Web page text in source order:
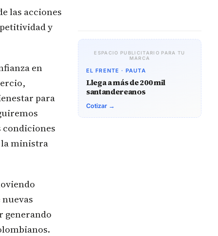
las acciones
y
en
para
condiciones
ministra
generando
ESPACIO PUBLICITARIO PARA TU
MARCA
EL FRENTE · PAUTA
Llega a más de 200 mil
santandereanos
Cotizar →